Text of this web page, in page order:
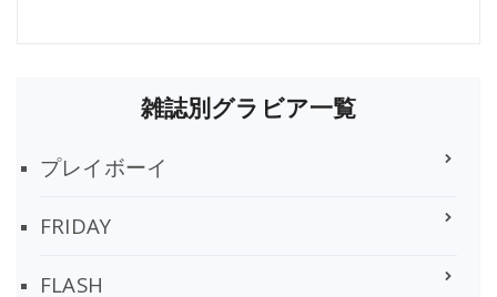
雑誌別グラビア一覧
プレイボーイ
FRIDAY
FLASH